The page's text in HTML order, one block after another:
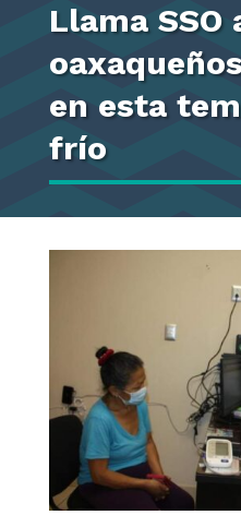
Llama SSO
en esta
frío